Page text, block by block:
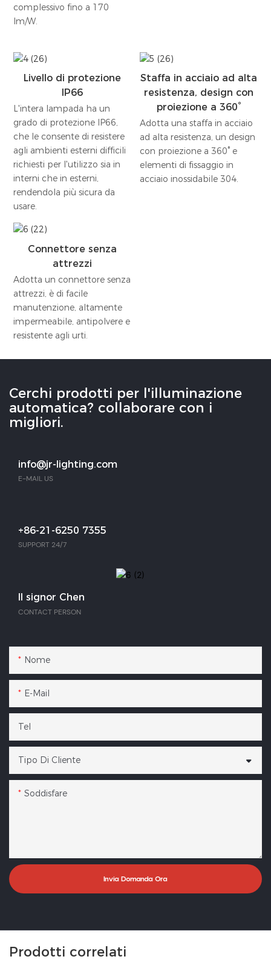
complessivo fino a 170
lm/W.
Livello di protezione
IP66
L'intera lampada ha un
grado di protezione IP66,
che le consente di resistere
agli ambienti esterni difficili
richiesti per l'utilizzo sia in
interni che in esterni,
rendendola più sicura da
usare.
Staffa in acciaio ad alta
resistenza, design con
proiezione a 360°
Adotta una staffa in acciaio
ad alta resistenza, un design
con proiezione a 360° e
elementi di fissaggio in
acciaio inossidabile 304.
Connettore senza
attrezzi
Adotta un connettore senza
attrezzi, è di facile
manutenzione, altamente
impermeabile, antipolvere e
resistente agli urti.
Cerchi prodotti per l'illuminazione
automatica? collaborare con i
migliori.
info@jr-lighting.com
E-MAIL US
+86-21-6250 7355
SUPPORT 24/7
Il signor Chen
CONTACT PERSON
Nome
E-Mail
Tel
Tipo Di Cliente
Soddisfare
Invia Domanda Ora
Prodotti correlati